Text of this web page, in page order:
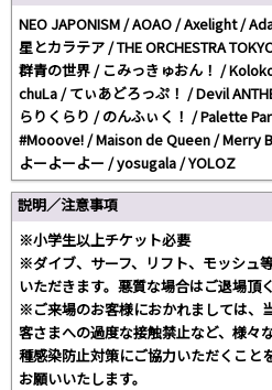
NEO JAPONISM / AOAO / Axelight /
星とカラテア / THE ORCHESTRA
群青の世界 / こみっきゅおん！ /
chuLa / てぃあどろっぷ！ / Devil
らりくらり / のんふぃく！ / Palette
#Mooove! / Maison de Queen / Merry
よーよーよー / yosugala / YOLOZ
説明／注意事項
※小学生以上チケット必要
※ダイブ、サーフ、リフト、モッシュ
いただきます。悪質な場合はご退場頂
※ご来場のお客様におかれましては、
客さまへの過度な接触禁止など、様々
種感染防止対策にご協力いただくこと
お願いいたします。